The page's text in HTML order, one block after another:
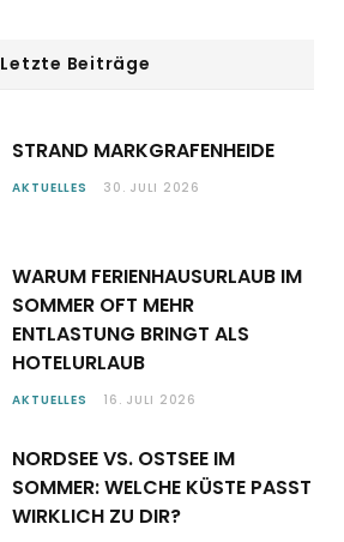
Letzte Beiträge
STRAND MARKGRAFENHEIDE
AKTUELLES 30. JULI 2026
WARUM FERIENHAUSURLAUB IM
SOMMER OFT MEHR
ENTLASTUNG BRINGT ALS
HOTELURLAUB
AKTUELLES 16. JULI 2026
NORDSEE VS. OSTSEE IM
SOMMER: WELCHE KÜSTE PASST
WIRKLICH ZU DIR?